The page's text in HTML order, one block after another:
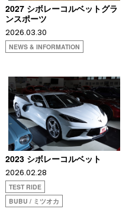
2027 シボレーコルベットグラ
ンスポーツ
2026.03.30
NEWS & INFORMATION
2023 シボレーコルベット
2026.02.28
TEST RIDE
BUBU / ミツオカ